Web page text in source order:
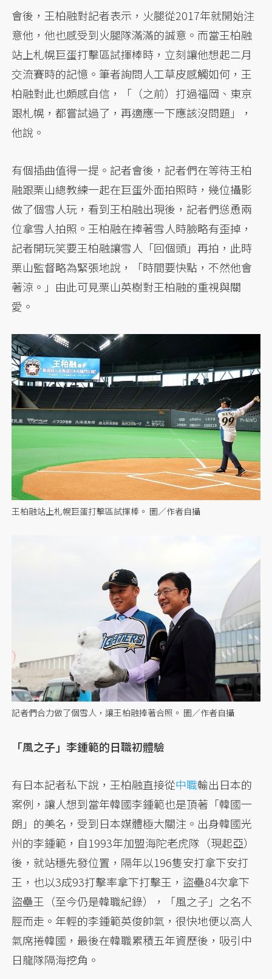
會後，王柏融對記者表示，火腿從2017年就開始注
意他，他也感受到火腿隊滿滿的誠意。而當王柏融
站上札幌巨蛋打擊區試揮棒時，立刻讓他想起二月
交流賽時的記憶。筆者詢問人工草皮感觸如何，王
柏融對此也頗感自信，「（之前）打過福岡、東京
跟札幌，都嘗試過了，再適應一下應該沒問題」，
他說。
有個插曲值得一提。記者會後，記者們在等待王柏
融跟栗山總教練一起在巨蛋外面拍照時，幾位攝影
做了個雪人玩，看到王柏融出現後，記者們慫恿兩
位拿雪人拍照。王柏融在捧著雪人時臉略有歪掉，
記者開玩笑要王柏融讓雪人「回個頭」再拍，此時
栗山監督略為緊張地說，「時間要快點，不然他會
著涼。」由此可見栗山英樹對王柏融的重視與關
愛。
王柏融站上札幌巨蛋打擊區試揮棒。 圖／作者自攝
記者們合力做了個雪人，讓王柏融捧著合照。 圖／作者自攝
「風之子」李鍾範的日職初體驗
有日本記者私下說，王柏融直接從中職輸出日本的
案例，讓人想到當年韓國李鍾範也是頂著「韓國一
朗」的美名，受到日本媒體極大關注。出身韓國光
州的李鍾範，自1993年加盟海陀老虎隊（現起亞）
後，就站穩先發位置，隔年以196隻安打拿下安打
王，也以3成93打擊率拿下打擊王，盜壘84次拿下
盜壘王（至今仍是韓職紀錄），「風之子」之名不
脛而走。年輕的李鍾範英俊帥氣，很快地便以高人
氣席捲韓國，最後在韓職累積五年資歷後，吸引中
日龍隊隔海挖角。